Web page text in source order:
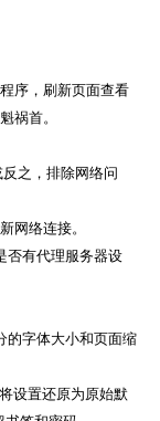
序，刷新页面查看
祸首。
之，排除网络问
网络连接。
否有代理服务器设
的字体大小和页面缩
设置还原为原始默